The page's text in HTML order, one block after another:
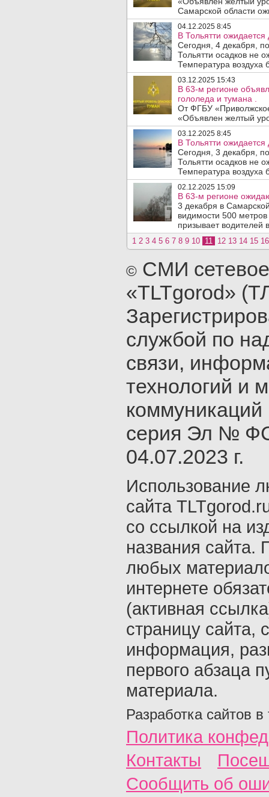
Самарской области
04.12.2025 8:45
В Тольятти ожидается
Сегодня, 4 декабря,
Тольятти осадков не
Температура воздуха
03.12.2025 15:43
В 63-м регионе
гололеда и тумана .
От ФГБУ
«Объявлен желтый
03.12.2025 8:45
В Тольятти ожидается
Сегодня, 3 декабря,
Тольятти осадков не
Температура воздуха
02.12.2025 15:09
В 63-м регионе
3 декабря в
видимости 500
призывает водителей
1 2 3 4 5 6 7 8 9 10 11 12 13 14 15 16
© СМИ
«TLTgorod»
службой по
связи,
технологий и
серия Эл №
04.07.2023 г.
Использование
сайта
со ссылкой на
названия сайта.
любых
интернете
(активная
страницу сайта,
информация,
первого абзаца
материала.
Разработка сайтов в
Политика
Контакты
Сообщить об